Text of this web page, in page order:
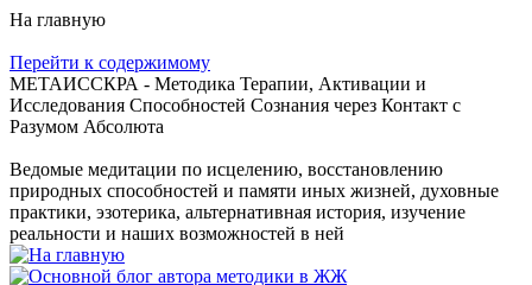
На главную
Перейти к содержимому
МЕТАИССКРА - Методика Терапии, Активации и
Исследования Способностей Сознания через Контакт с
Разумом Абсолюта
Ведомые медитации по исцелению, восстановлению
природных способностей и памяти иных жизней, духовные
практики, эзотерика, альтернативная история, изучение
реальности и наших возможностей в ней